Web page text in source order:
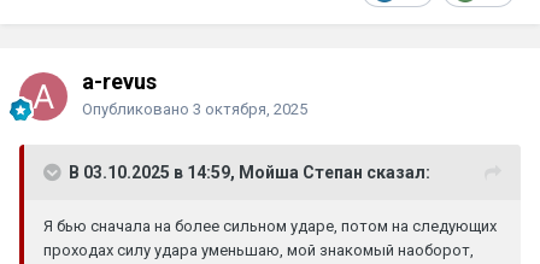
a-revus
Опубликовано 3 октября, 2025
В 03.10.2025 в 14:59, Мойша Степан сказал:
Я бью сначала на более сильном ударе, потом на следующих
проходах силу удара уменьшаю, мой знакомый наоборот,